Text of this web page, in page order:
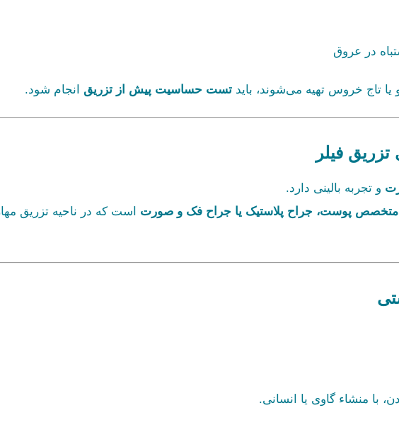
در عروق
یا تاج خروس تهیه می‌شوند، باید تست حساسیت پیش از تزریق انجام شود.
فیلر
و تجربه بالینی دارد.
پوست، جراح پلاستیک یا جراح فک و صورت است که در ناحیه تزریق
با منشاء گاوی یا انسانی.